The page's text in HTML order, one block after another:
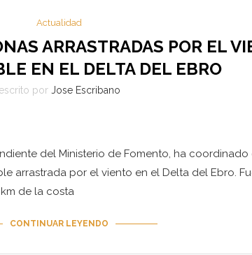
Actualidad
ARRASTRADAS POR EL
EN EL DELTA DEL EBRO
por Jose Escribano
del Ministerio de Fomento, ha
arrastrada por el viento en el Delta del Ebro.
de la costa
CONTINUAR LEYENDO